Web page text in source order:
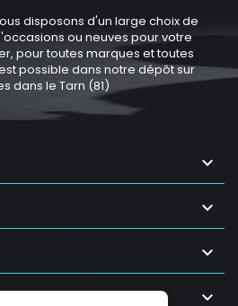
disposons d'un large choix de
ou neuves pour votre
pour toutes marques et toutes
possible dans notre dépôt sur
dans le Tarn (81)



